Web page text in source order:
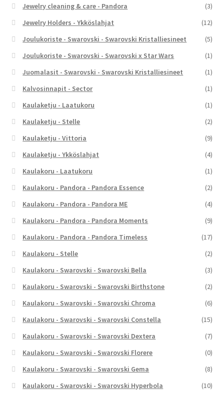
Jewelry cleaning & care - Pandora
(3)
Jewelry Holders - Ykköslahjat
(12)
Joulukoriste - Swarovski - Swarovski Kristalliesineet
(5)
Joulukoriste - Swarovski - Swarovski x Star Wars
(1)
Juomalasit - Swarovski - Swarovski Kristalliesineet
(1)
Kalvosinnapit - Sector
(1)
Kaulaketju - Laatukoru
(1)
Kaulaketju - Stelle
(2)
Kaulaketju - Vittoria
(9)
Kaulaketju - Ykköslahjat
(4)
Kaulakoru - Laatukoru
(1)
Kaulakoru - Pandora - Pandora Essence
(2)
Kaulakoru - Pandora - Pandora ME
(4)
Kaulakoru - Pandora - Pandora Moments
(9)
Kaulakoru - Pandora - Pandora Timeless
(17)
Kaulakoru - Stelle
(2)
Kaulakoru - Swarovski - Swarovski Bella
(3)
Kaulakoru - Swarovski - Swarovski Birthstone
(2)
Kaulakoru - Swarovski - Swarovski Chroma
(6)
Kaulakoru - Swarovski - Swarovski Constella
(15)
Kaulakoru - Swarovski - Swarovski Dextera
(7)
Kaulakoru - Swarovski - Swarovski Florere
(0)
Kaulakoru - Swarovski - Swarovski Gema
(8)
Kaulakoru - Swarovski - Swarovski Hyperbola
(10)